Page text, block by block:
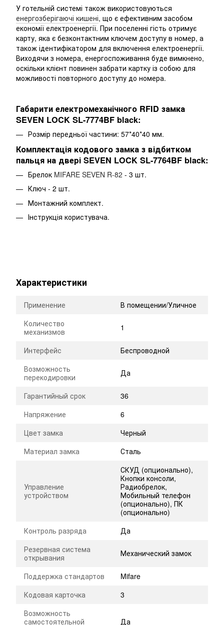
У готельній системі також використовуються
енергозберігаючі кишені, що є ефективним засобом
економії електроенергії. При поселенні гість отримує
карту, яка є безконтактним ключем доступу в номер, а
також ідентифікатором для включення електроенергії.
Виходячи з номера, енергоспоживання буде вимкнено,
оскільки клієнт повинен забрати картку із собою для
можливості повторного доступу до номера.
Габарити електромеханічного RFID замка
SEVEN LOCK SL-7774BF black:
Розмір передньої частини: 57*40*40 мм.
Комплектація кодового замка з відбитком
пальця на двері SEVEN LOCK SL-7764BF black:
Брелок MIFARE SEVEN R-82 - 3 шт.
Ключ - 2 шт.
Монтажний комплект.
Інструкція користувача.
Характеристики
Применение
В помещении/Уличное
Количество
механизмов
1
Интерфейс
Беспроводной
Возможность
перекодировки
Да
Гарантийный срок
36
Напряжение
6
Цвет замка
Черный
Материал замка
Сталь
Управление
устройством
СКУД (опционально),
Кнопки консоли,
Радиобрелок,
Мобильный телефон
(опционально), ПК
(опционально)
Контроль разряда
Да
Резервная система
открывания
Механический замок
Поддержка стандартов
Mifare
Кодовая карточка
3
Возможность
самостоятельной
Да